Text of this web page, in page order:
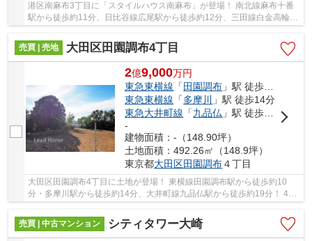
港区南麻布3丁目に「スタイルハウス南麻布」が登場！ 南北線麻布十番
駅から徒歩約11分、日比谷線広尾駅から徒歩約12分、三田線白金高輪駅
売買 | 売地
大田区田園調布4丁目
2億9,000万円
東急東横線 「 田園調布 」駅 徒歩10分
東急東横線 「多摩川
」駅 徒歩14分
東急大井町線 「九品仏 」駅 徒歩19分
-
建物面積：-（148.90坪）
土地面積：492.26㎡（148.9坪）
東京都大田区田園調布４丁目
大田区田園調布4丁目に土地が登場！ 東横線田園調布駅から徒歩約10
分・多摩川駅から徒歩約14分、大井町線九品仏駅から徒歩約19分！ 4路
売買 | 中古マンション
シティタワー大崎